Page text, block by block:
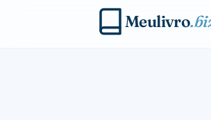
Meulivro